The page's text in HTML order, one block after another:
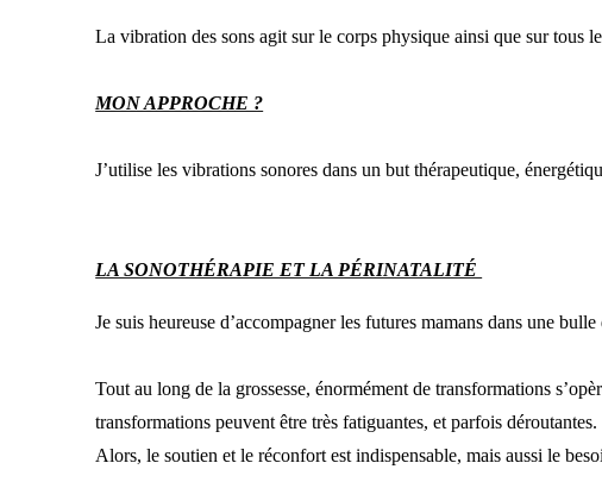
La vibration des sons agit sur le corps physique ainsi que sur tous
MON APPROCHE ?
J’utilise les vibrations sonores dans un but thérapeutique,
LA SONOTHÉRAPIE ET LA PÉRINATALITÉ
Je suis heureuse d’accompagner les futures mamans dans une
Tout au long de la grossesse, énormément de transformations
transformations peuvent être très fatiguantes, et parfois déroutantes.
Alors, le soutien et le réconfort est indispensable, mais aussi le